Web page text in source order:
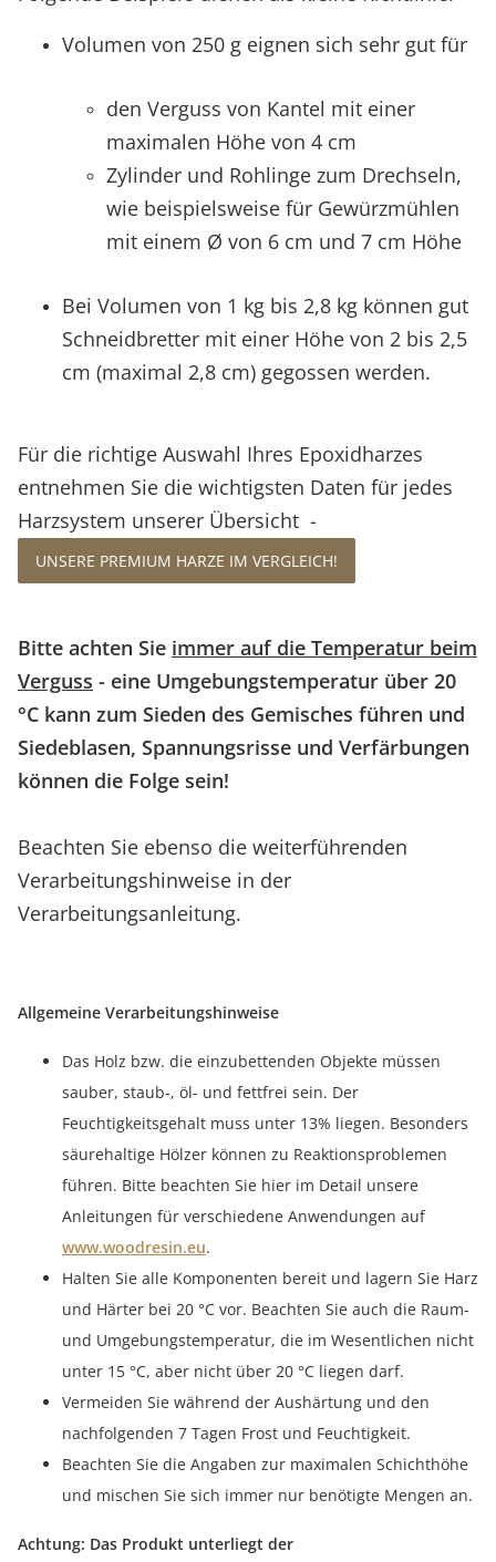
Volumen von 250 g eignen sich sehr gut für
den Verguss von Kantel mit einer
maximalen Höhe von 4 cm
Zylinder und Rohlinge zum Drechseln,
wie beispielsweise für Gewürzmühlen
mit einem Ø von 6 cm und 7 cm Höhe
Bei Volumen von 1 kg bis 2,8 kg können gut
Schneidbretter mit einer Höhe von 2 bis 2,5
cm (maximal 2,8 cm) gegossen werden.
Für die richtige Auswahl Ihres Epoxidharzes
entnehmen Sie die wichtigsten Daten für jedes
Harzsystem unserer Übersicht -
UNSERE PREMIUM HARZE IM VERGLEICH!
Bitte achten Sie immer auf die Temperatur beim
Verguss - eine Umgebungstemperatur über 20
°C kann zum Sieden des Gemisches führen und
Siedeblasen, Spannungsrisse und Verfärbungen
können die Folge sein!
Beachten Sie ebenso die weiterführenden
Verarbeitungshinweise in der
Verarbeitungsanleitung.
Allgemeine Verarbeitungshinweise
Das Holz bzw. die einzubettenden Objekte müssen
sauber, staub-, öl- und fettfrei sein. Der
Feuchtigkeitsgehalt muss unter 13% liegen. Besonders
säurehaltige Hölzer können zu Reaktionsproblemen
führen. Bitte beachten Sie hier im Detail unsere
Anleitungen für verschiedene Anwendungen auf
www.woodresin.eu.
Halten Sie alle Komponenten bereit und lagern Sie Harz
und Härter bei 20 °C vor. Beachten Sie auch die Raum-
und Umgebungstemperatur, die im Wesentlichen nicht
unter 15 °C, aber nicht über 20 °C liegen darf.
Vermeiden Sie während der Aushärtung und den
nachfolgenden 7 Tagen Frost und Feuchtigkeit.
Beachten Sie die Angaben zur maximalen Schichthöhe
und mischen Sie sich immer nur benötigte Mengen an.
Achtung: Das Produkt unterliegt der